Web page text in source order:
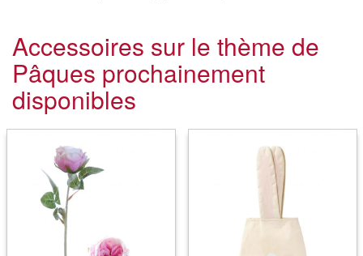
Accessoires sur le thème de
Pâques prochainement
disponibles